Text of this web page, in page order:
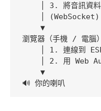
│ 3. 將音訊資料
    │ (WebSocket)
    ▼
瀏覽器（手機 / 電腦）
│ 1. 連線到
│ 2. 用 Web
    ▼